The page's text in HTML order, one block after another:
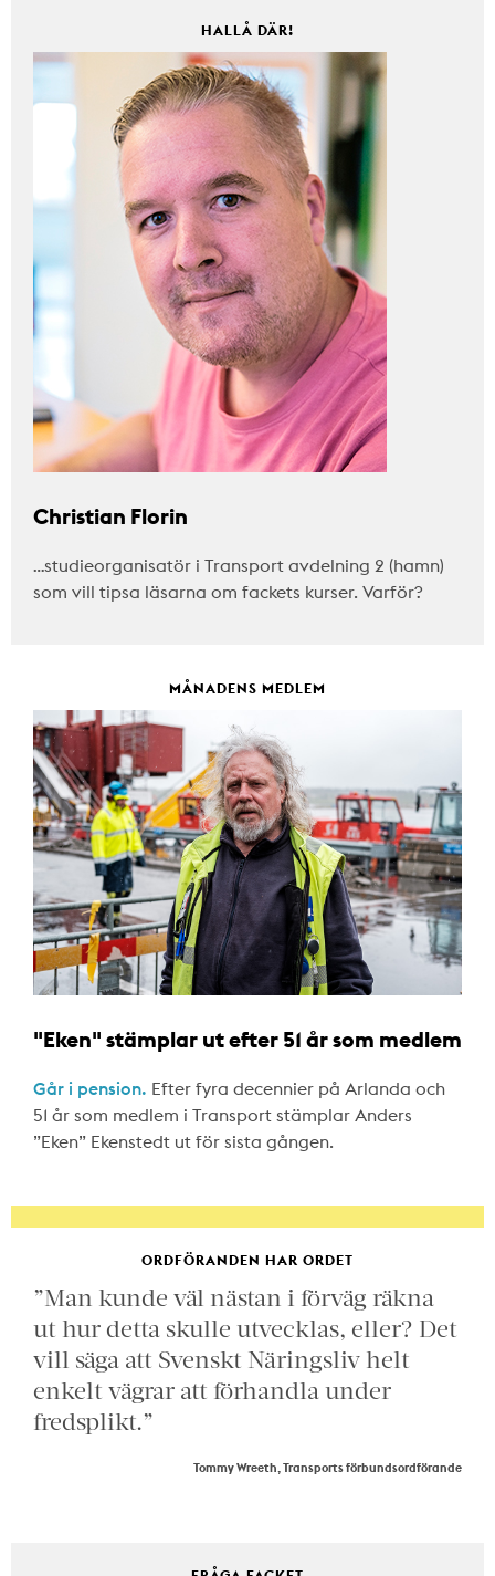
HALLÅ DÄR!
Christian Florin
…studieorganisatör i Transport avdelning 2 (hamn)
som vill tipsa läsarna om fackets kurser. Varför?
MÅNADENS MEDLEM
"Eken" stämplar ut efter 51 år som medlem
Går i pension. Efter fyra decennier på Arlanda och
51 år som medlem i Transport stämplar Anders
”Eken” Ekenstedt ut för sista gången.
ORDFÖRANDEN HAR ORDET
”Man kunde väl nästan i förväg räkna
ut hur detta skulle utvecklas, eller? Det
vill säga att Svenskt Näringsliv helt
enkelt vägrar att förhandla under
fredsplikt.”
Tommy Wreeth, Transports förbundsordförande